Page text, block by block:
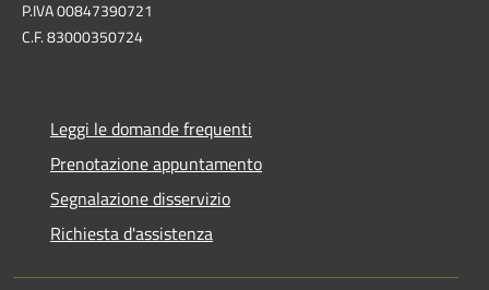
P.IVA 00847390721
C.F. 83000350724
Leggi le domande frequenti
Prenotazione appuntamento
Segnalazione disservizio
Richiesta d'assistenza